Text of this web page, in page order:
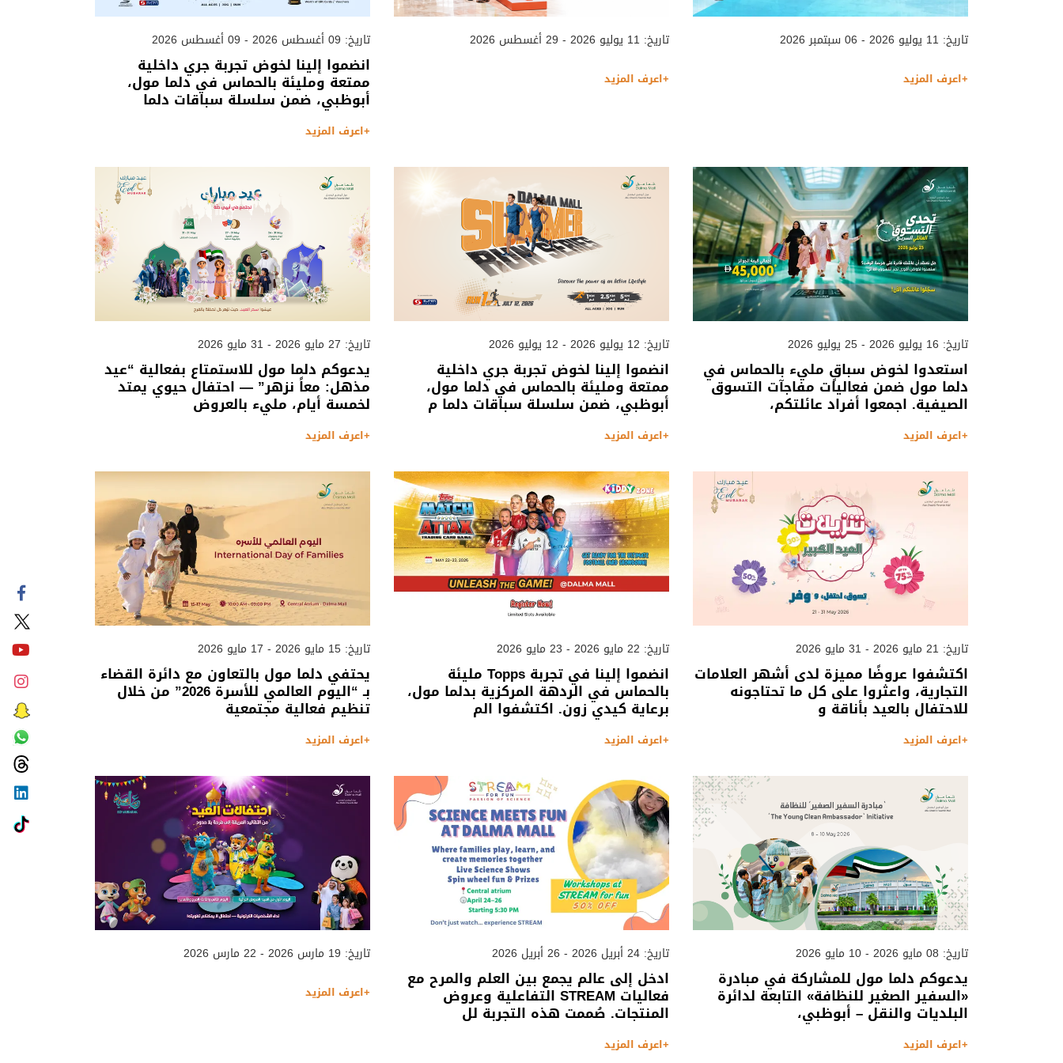
تاريخ: 11 يوليو 2026 - 06 سبتمبر 2026
+اعرف المزيد
تاريخ: 11 يوليو 2026 - 29 أغسطس 2026
+اعرف المزيد
تاريخ: 09 أغسطس 2026 - 09 أغسطس 2026
انضموا إلينا لخوض تجربة جري داخلية
ممتعة ومليئة بالحماس في دلما مول،
أبوظبي، ضمن سلسلة سباقات دلما
+اعرف المزيد
تاريخ: 16 يوليو 2026 - 25 يوليو 2026
استعدوا لخوض سباقٍ مليء بالحماس في
دلما مول ضمن فعاليات مفاجآت التسوق
الصيفية. اجمعوا أفراد عائلتكم،
+اعرف المزيد
تاريخ: 12 يوليو 2026 - 12 يوليو 2026
انضموا إلينا لخوض تجربة جري داخلية
ممتعة ومليئة بالحماس في دلما مول،
أبوظبي، ضمن سلسلة سباقات دلما م
+اعرف المزيد
تاريخ: 27 مايو 2026 - 31 مايو 2026
يدعوكم دلما مول للاستمتاع بفعالية “عيد
مذهل: معاً نزهر” — احتفال حيوي يمتد
لخمسة أيام، مليء بالعروض
+اعرف المزيد
تاريخ: 21 مايو 2026 - 31 مايو 2026
اكتشفوا عروضًا مميزة لدى أشهر العلامات
التجارية، واعثروا على كل ما تحتاجونه
للاحتفال بالعيد بأناقة و
+اعرف المزيد
تاريخ: 22 مايو 2026 - 23 مايو 2026
انضموا إلينا في تجربة Topps مليئة
بالحماس في الردهة المركزية بدلما مول،
برعاية كيدي زون. اكتشفوا الم
+اعرف المزيد
تاريخ: 15 مايو 2026 - 17 مايو 2026
يحتفي دلما مول بالتعاون مع دائرة القضاء
بـ “اليوم العالمي للأسرة 2026” من خلال
تنظيم فعالية مجتمعية
+اعرف المزيد
تاريخ: 08 مايو 2026 - 10 مايو 2026
يدعوكم دلما مول للمشاركة في مبادرة
«السفير الصغير للنظافة» التابعة لدائرة
البلديات والنقل – أبوظبي،
+اعرف المزيد
تاريخ: 24 أبريل 2026 - 26 أبريل 2026
ادخل إلى عالم يجمع بين العلم والمرح مع
فعاليات STREAM التفاعلية وعروض
المنتجات. صُممت هذه التجربة لل
+اعرف المزيد
تاريخ: 19 مارس 2026 - 22 مارس 2026
+اعرف المزيد